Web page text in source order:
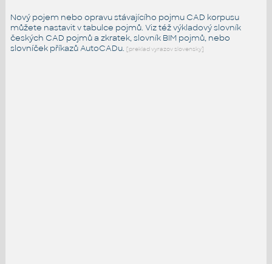
Nový pojem nebo opravu stávajícího pojmu CAD korpusu
můžete nastavit v tabulce pojmů. Viz téžvýkladový slovník
českých CAD pojmů a zkratek,slovník BIM pojmů, nebo
slovníček příkazů AutoCADu. [preklad vyrazov slovensky]